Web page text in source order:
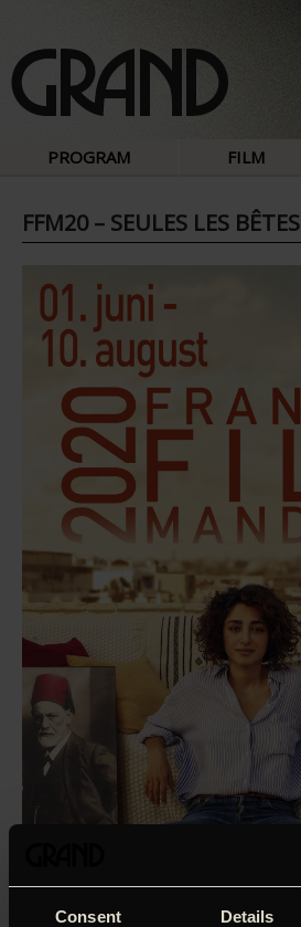
Consent Details
PROGRAM FILM
FFM20 – SEULES LES BÊTES